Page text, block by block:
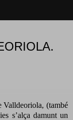
Valldeoriola, (també
s’alça damunt un